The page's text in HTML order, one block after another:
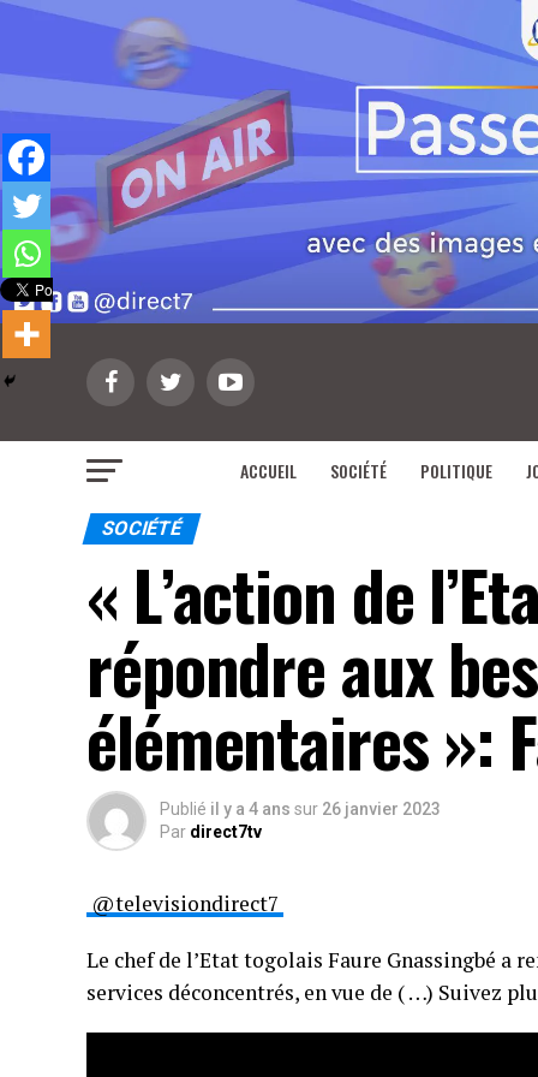
ACCUEIL SOCIÉTÉ POLITIQUE
SOCIÉTÉ
« L’action de
répondre aux
élémentaires »:
Publié il y a 4 ans sur 26 janvier 2023
Par direct7tv
@televisiondirect7
Le chef de l’Etat togolais Faure Gnassingbé a
services déconcentrés, en vue de ( …) Suivez